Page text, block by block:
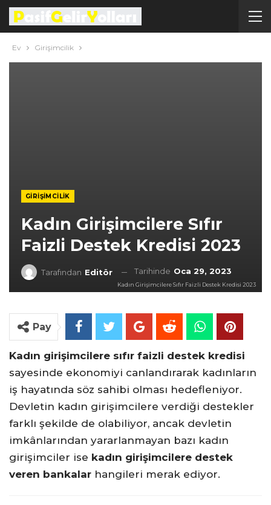
Ev Girişimcilik
GIRIŞIMCILIK
Kadın Girişimcilere Sıfır
Faizli Destek Kredisi 2023
Tarafından Editör Tarihinde Oca 29, 2023
Kadın Girişimcilere Sıfır Faizli Destek Kredisi 2023
Pay
Kadın girişimcilere sıfır faizli destek kredisi
sayesinde ekonomiyi canlandırarak kadınların
iş hayatında söz sahibi olması hedefleniyor.
Devletin kadın girişimcilere verdiği destekler
farklı şekilde de olabiliyor, ancak devletin
imkânlarından yararlanmayan bazı kadın
girişimciler ise kadın girişimcilere destek
veren bankalar hangileri merak ediyor.